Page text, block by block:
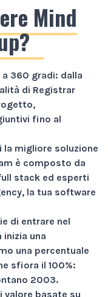
Mind
360 gradi: dalla
di Registrar
fino al
migliore soluzione
è composto da
stack ed esperti
la tua software
di entrare nel
una
una percentuale
sfiora il 100%:
2003.
valore basate su